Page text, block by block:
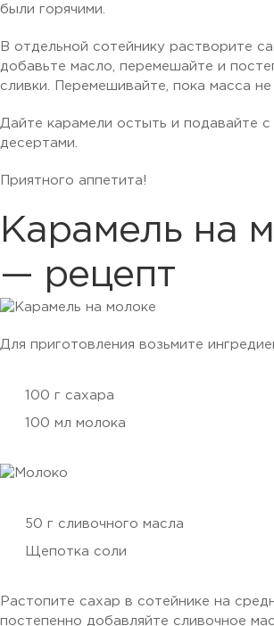
были горячими.
В отдельной сотейнику растворите
добавьте масло, перемешайте и
сливки. Перемешивайте, пока масса не
Дайте карамели остыть и подавайте с
десертами.
Приятного аппетита!
Карамель на
— рецепт
Для приготовления возьмите
100 г сахара
100 мл молока
50 г сливочного масла
Щепотка соли
Растопите сахар в сотейнике на
постепенно добавляйте сливочное